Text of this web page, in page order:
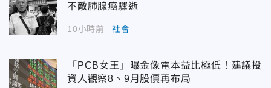
不敵肺腺癌驟逝
10小時前 社會
「PCB女王」曝金像電本益比極低！建議投
資人觀察8、9月股價再布局